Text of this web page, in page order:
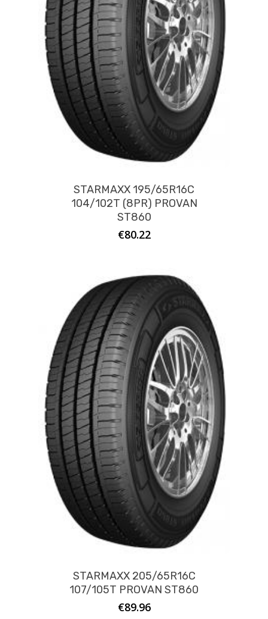
STARMAXX 195/65R16C
104/102T (8PR) PROVAN
ST860
€80.22
STARMAXX 205/65R16C
107/105T PROVAN ST860
€89.96